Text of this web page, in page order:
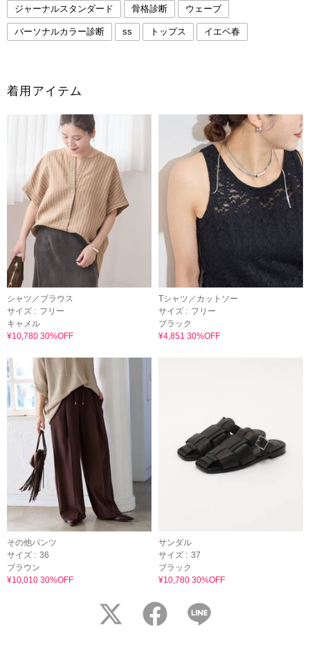
ジャーナルスタンダード 骨格診断 ウェーブ
パーソナルカラー診断 ss トップス イエベ春
着用アイテム
シャツ／ブラウス
サイズ : フリー
キャメル
¥10,780 30%OFF
Tシャツ／カットソー
サイズ : フリー
ブラック
¥4,851 30%OFF
その他パンツ
サイズ : 36
ブラウン
¥10,010 30%OFF
サンダル
サイズ : 37
ブラック
¥10,780 30%OFF
twitter facebook